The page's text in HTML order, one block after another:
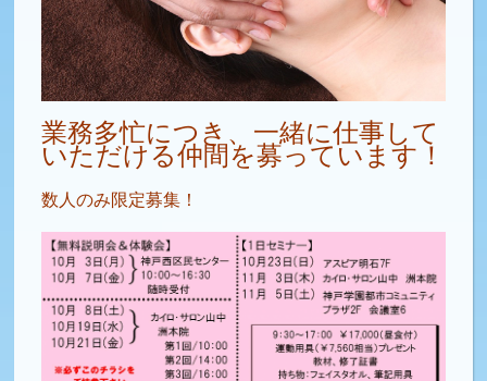
業務多忙につき、一緒に仕事して
いただける仲間を募っています！
数人のみ限定募集！